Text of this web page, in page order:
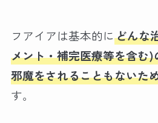
フアイアは基本的にどんな
メント・補完医療等を含む
邪魔をされることもないた
す。